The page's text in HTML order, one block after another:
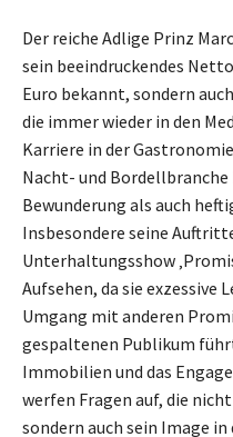
Der reiche Adlige Prinz
sein beeindruckendes
Euro bekannt, sondern
die immer wieder in den
Karriere in der
Nacht- und
Bewunderung als auch
Insbesondere seine
Unterhaltungsshow
Aufsehen, da sie exzessive
Umgang mit anderen
gespaltenen Publikum
Immobilien und das
werfen Fragen auf, die
sondern auch sein Image